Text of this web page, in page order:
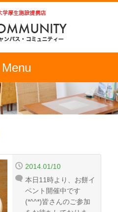
Menu
本日11時より、お餅イ
ベント開催中です
(*^^*)皆さんのご参加
2014.01/10